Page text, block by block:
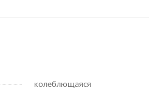
колеблющаяся